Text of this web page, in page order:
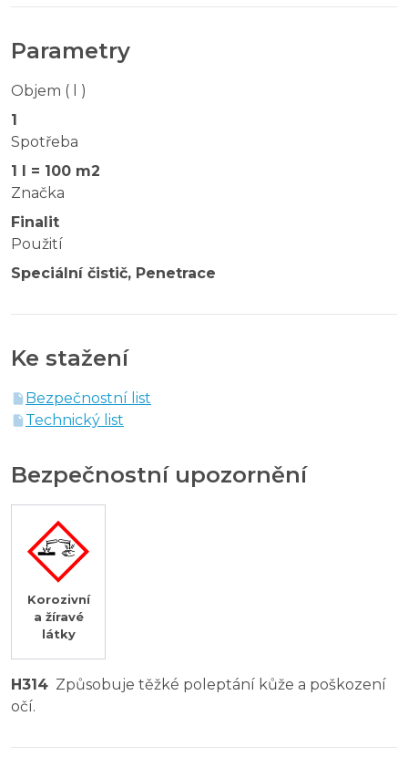
Parametry
Objem ( l )
1
Spotřeba
1 l = 100 m2
Značka
Finalit
Použití
Speciální čistič, Penetrace
Ke stažení
Bezpečnostní list
Technický list
Bezpečnostní upozornění
Korozivní
a žíravé
látky
H314 Způsobuje těžké poleptání kůže a poškození
očí.